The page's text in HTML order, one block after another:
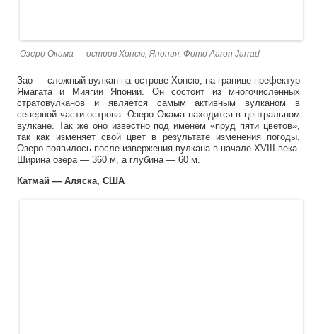
Озеро Окама — остров Хонсю, Япония. Фото Aaron Jarrad
Зао — сложный вулкан на острове Хонсю, на границе префектур
Ямагата и Миягии Японии. Он состоит из многочисленных
стратовулканов и является самым активным вулканом в
северной части острова. Озеро Окама находится в центральном
вулкане. Так же оно известно под именем «пруд пяти цветов»,
так как изменяет свой цвет в результате изменения погоды.
Озеро появилось после извержения вулкана в начале XVIII века.
Ширина озера — 360 м, а глубина — 60 м.
Катмай — Аляска, США